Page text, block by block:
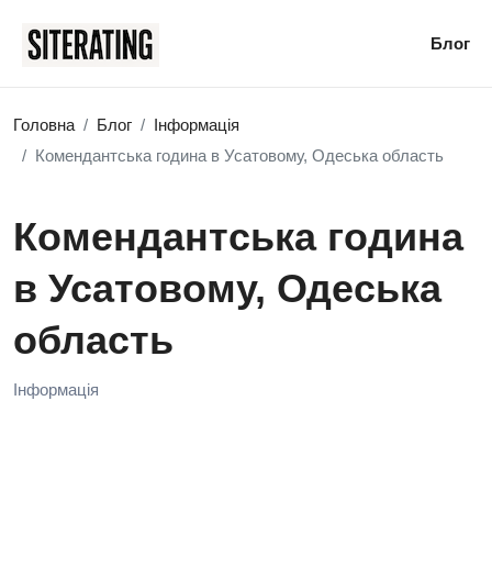
Блог
Головна Блог
Інформація
Комендантська година в Усатовому, Одеська область
Комендантська година
в Усатовому, Одеська
область
Інформація